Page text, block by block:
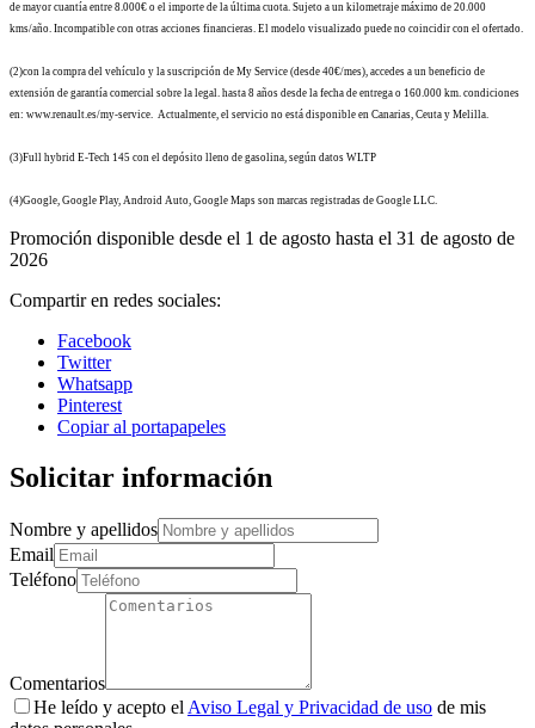
de mayor cuantía entre 8.000€ o el importe de la última cuota. Sujeto a un kilometraje máximo de 20.000
kms/año. Incompatible con otras acciones financieras. El modelo visualizado puede no coincidir con el ofertado.
(2)con la compra del vehículo y la suscripción de My Service (desde 40€/mes), accedes a un beneficio de
extensión de garantía comercial sobre la legal. hasta 8 años desde la fecha de entrega o 160.000 km. condiciones
en: www.renault.es/my-service. Actualmente, el servicio no está disponible en Canarias, Ceuta y Melilla.
(3)Full hybrid E-Tech 145 con el depósito lleno de gasolina, según datos WLTP
(4)Google, Google Play, Android Auto, Google Maps son marcas registradas de Google LLC.
Promoción disponible desde el 1 de agosto hasta el 31 de agosto de
2026
Compartir en redes sociales:
Facebook
Twitter
Whatsapp
Pinterest
Copiar al portapapeles
Solicitar información
Nombre y apellidos
Email
Teléfono
Comentarios
He leído y acepto el Aviso Legal y Privacidad de uso de mis